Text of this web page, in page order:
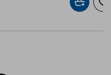
любими Добави